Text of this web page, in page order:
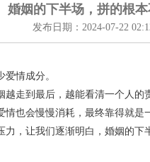
婚姻的下半场，拼的根
发布日期：2024-07-22
情成分。
走到最后，越能看清一个人的
也会慢慢消耗，最终靠得就是
，让我们逐渐明白，婚姻的下